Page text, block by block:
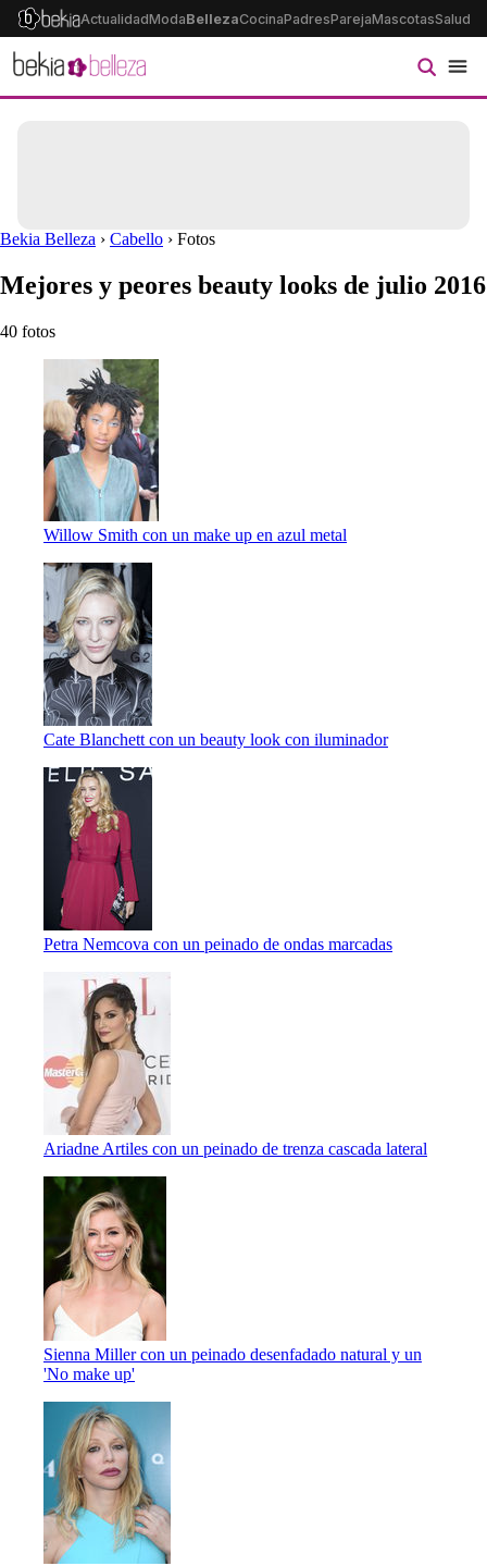
ActualidadModaBellezaCocinaPadresParejaMascotasSalud
Bekia Belleza › Cabello › Fotos
Mejores y peores beauty looks de julio 2016
40 fotos
Willow Smith con un make up en azul metal
Cate Blanchett con un beauty look con iluminador
Petra Nemcova con un peinado de ondas marcadas
Ariadne Artiles con un peinado de trenza cascada lateral
Sienna Miller con un peinado desenfadado natural y un
'No make up'